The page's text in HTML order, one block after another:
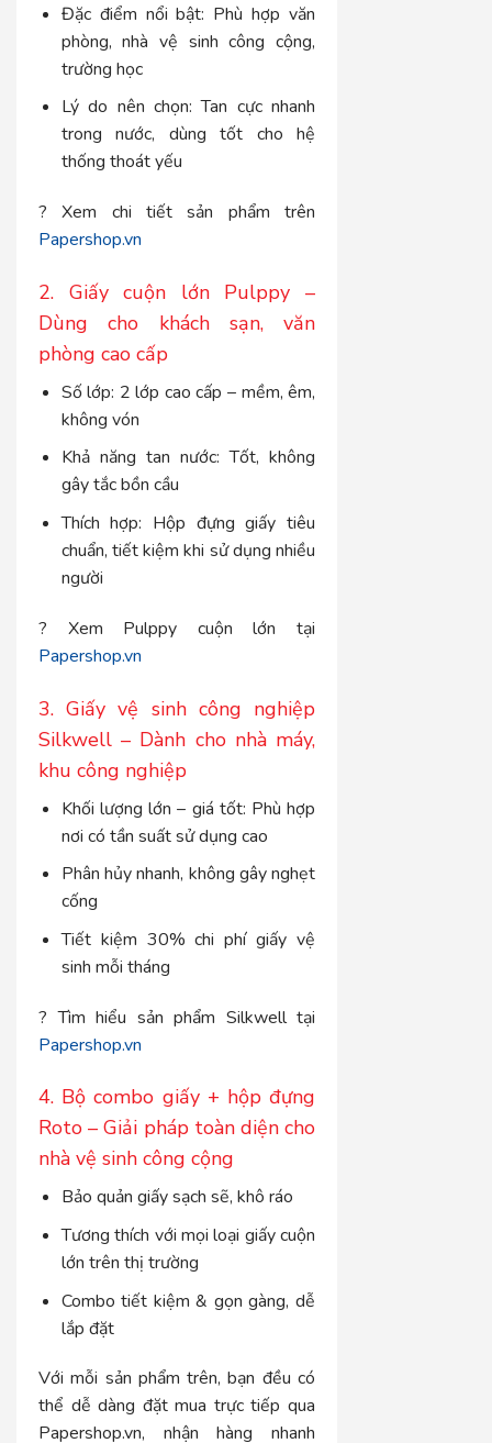
Đặc điểm nổi bật: Phù hợp văn
phòng, nhà vệ sinh công cộng,
trường học
Lý do nên chọn: Tan cực nhanh
trong nước, dùng tốt cho hệ
thống thoát yếu
? Xem chi tiết sản phẩm trên
Papershop.vn
2. Giấy cuộn lớn Pulppy –
Dùng cho khách sạn, văn
phòng cao cấp
Số lớp: 2 lớp cao cấp – mềm, êm,
không vón
Khả năng tan nước: Tốt, không
gây tắc bồn cầu
Thích hợp: Hộp đựng giấy tiêu
chuẩn, tiết kiệm khi sử dụng nhiều
người
? Xem Pulppy cuộn lớn tại
Papershop.vn
3. Giấy vệ sinh công nghiệp
Silkwell – Dành cho nhà máy,
khu công nghiệp
Khối lượng lớn – giá tốt: Phù hợp
nơi có tần suất sử dụng cao
Phân hủy nhanh, không gây nghẹt
cống
Tiết kiệm 30% chi phí giấy vệ
sinh mỗi tháng
? Tìm hiểu sản phẩm Silkwell tại
Papershop.vn
4. Bộ combo giấy + hộp đựng
Roto – Giải pháp toàn diện cho
nhà vệ sinh công cộng
Bảo quản giấy sạch sẽ, khô ráo
Tương thích với mọi loại giấy cuộn
lớn trên thị trường
Combo tiết kiệm & gọn gàng, dễ
lắp đặt
Với mỗi sản phẩm trên, bạn đều có
thể dễ dàng đặt mua trực tiếp qua
Papershop.vn, nhận hàng nhanh